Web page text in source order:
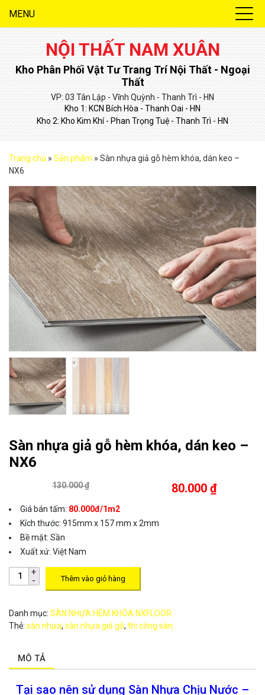
MENU
NỘI THẤT NAM XUÂN
Kho Phân Phối Vật Tư Trang Trí Nội Thất - Ngoại
Thất
VP: 03 Tân Lập - Vĩnh Quỳnh - Thanh Trì - HN
Kho 1: KCN Bích Hòa - Thanh Oai - HN
Kho 2: Kho Kim Khí - Phan Trọng Tuệ - Thanh Trì - HN
Trang chủ » Sản phẩm » Sàn nhựa giả gỗ hèm khóa, dán keo –
NX6
Sàn nhựa giả gỗ hèm khóa, dán keo –
NX6
130.000 ₫ 80.000 ₫
Giá bán tấm: 80.000đ/1m2
Kích thước: 915mm x 157 mm x 2mm
Bề mặt: Sần
Xuất xứ: Việt Nam
Thêm vào giỏ hàng
Danh mục: SÀN NHỰA HÈM KHÓA NXFLOOR
Thẻ: sàn nhựa, sàn nhựa giả gỗ, thi công sàn
MÔ TẢ
Tại sao nên sử dụng Sàn Nhựa Chịu Nước –